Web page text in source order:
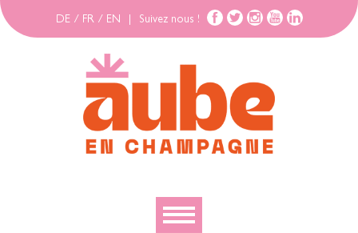
DE / FR / EN Suivez nous !